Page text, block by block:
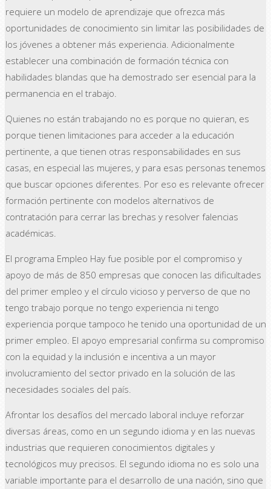
requiere un modelo de aprendizaje que ofrezca más
oportunidades de conocimiento sin limitar las posibilidades de
los jóvenes a obtener más experiencia. Adicionalmente
establecer una combinación de formación técnica con
habilidades blandas que ha demostrado ser esencial para la
permanencia en el trabajo.
Quienes no están trabajando no es porque no quieran, es
porque tienen limitaciones para acceder a la educación
pertinente, a que tienen otras responsabilidades en sus
casas, en especial las mujeres, y para esas personas tenemos
que buscar opciones diferentes. Por eso es relevante ofrecer
formación pertinente con modelos alternativos de
contratación para cerrar las brechas y resolver falencias
académicas.
El programa Empleo Hay fue posible por el compromiso y
apoyo de más de 850 empresas que conocen las dificultades
del primer empleo y el círculo vicioso y perverso de que no
tengo trabajo porque no tengo experiencia ni tengo
experiencia porque tampoco he tenido una oportunidad de un
primer empleo. El apoyo empresarial confirma su compromiso
con la equidad y la inclusión e incentiva a un mayor
involucramiento del sector privado en la solución de las
necesidades sociales del país.
Afrontar los desafíos del mercado laboral incluye reforzar
diversas áreas, como en un segundo idioma y en las nuevas
industrias que requieren conocimientos digitales y
tecnológicos muy precisos. El segundo idioma no es solo una
variable importante para el desarrollo de una nación, sino que